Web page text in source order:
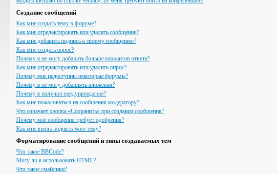
Создание сообщений
Как мне создать тему в форуме?
Как мне отредактировать или удалить сообщение?
Как мне добавить подпись к своему сообщению?
Как мне создать опрос?
Почему я не могу добавить больше вариантов ответа?
Как мне отредактировать или удалить опрос?
Почему мне недоступны некоторые форумы?
Почему я не могу добавлять вложения?
Почему я получил предупреждение?
Как мне пожаловаться на сообщения модератору?
Что означает кнопка «Сохранить» при создании сообщения?
Почему моё сообщение требует одобрения?
Как мне вновь поднять мою тему?
Форматирование сообщений и типы создаваемых тем
Что такое BBCode?
Могу ли я использовать HTML?
Что такое смайлики?